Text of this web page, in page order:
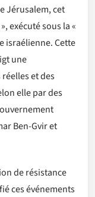
Jérusalem, cet
exécuté sous la «
israélienne. Cette
une
et des
elle par des
Ben-Gvir et
de résistance
ces événements